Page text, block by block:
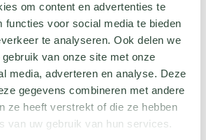
om content en advertenties te
functies voor social media te bieden
te analyseren. Ook delen we
van onze site met onze
media, adverteren en analyse. Deze
gegevens combineren met andere
ze heeft verstrekt of die ze hebben
van uw gebruik van hun services.